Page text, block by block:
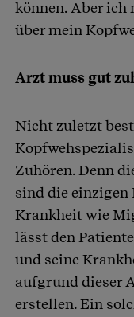
können. Aber ich
über mein
Arzt muss gut
Nicht zuletzt
Zuhören. Denn
sind die einzigen
Krankheit wie
lässt den
und seine
aufgrund dieser
erstellen. Ein